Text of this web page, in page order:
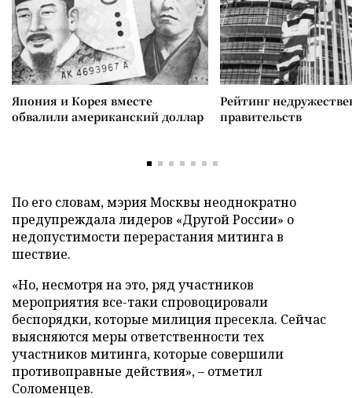
Япония и Корея вместе
обвалили американский доллар
Рейтинг
правительств
По его словам, мэрия Москвы неоднократно
предупреждала лидеров «Другой России» о
недопустимости перерастания митинга в
шествие.
«Но, несмотря на это, ряд участников
мероприятия все-таки спровоцировали
беспорядки, которые милиция пресекла. Сейчас
выясняются меры ответственности тех
участников митинга, которые совершили
противоправные действия», – отметил
Соломенцев.